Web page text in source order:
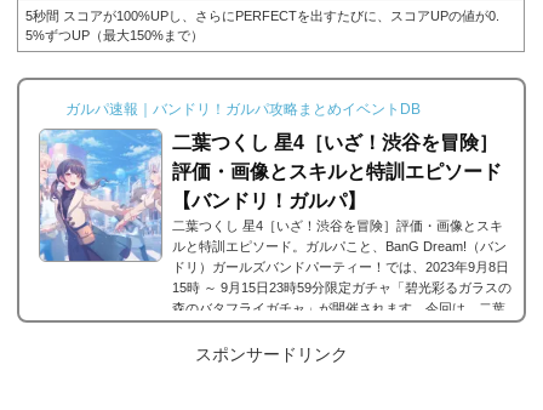
5秒間 スコアが100%UPし、さらにPERFECTを出すたびに、スコアUPの値が0.
5%ずつUP（最大150%まで）
ガルパ速報｜バンドリ！ガルパ攻略まとめイベントDB
二葉つくし 星4［いざ！渋谷を冒険］
評価・画像とスキルと特訓エピソード
【バンドリ！ガルパ】
二葉つくし 星4［いざ！渋谷を冒険］評価・画像とスキ
ルと特訓エピソード。ガルパこと、BanG Dream!（バン
ドリ）ガールズバンドパーティー！では、2023年9月8日
15時 ～ 9月15日23時59分限定ガチャ「碧光彩るガラスの
森のバタフライガチャ」が開催されます。今回は、二葉
まとめです。二葉つくし 星4［いざ！渋谷を冒険］※画
スポンサードリンク